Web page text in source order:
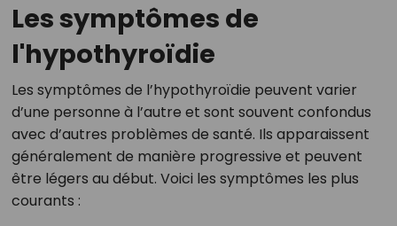
Les symptômes de
l'hypothyroïdie
Les symptômes de l’hypothyroïdie peuvent varier
d’une personne à l’autre et sont souvent confondus
avec d’autres problèmes de santé. Ils apparaissent
généralement de manière progressive et peuvent
être légers au début. Voici les symptômes les plus
courants :